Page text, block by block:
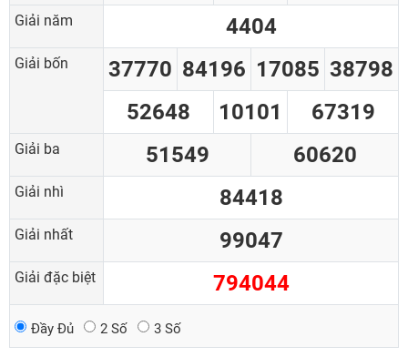
Giải năm 4404
Giải bốn 37770 84196 17085 38798
52648
10101 67319
Giải ba 51549 60620
Giải nhì 84418
Giải nhất 99047
Giải đặc biệt 794044
Đầy Đủ 2 Số 3 Số